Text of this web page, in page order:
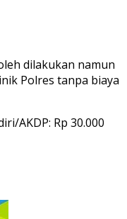
dilakukan namun
Polres tanpa biaya
AKDP: Rp 30.000